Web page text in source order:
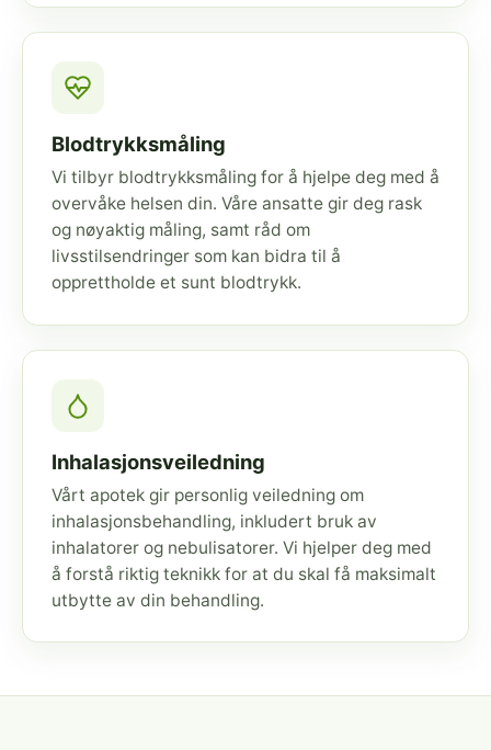
Blodtrykksmåling
Vi tilbyr blodtrykksmåling for å hjelpe deg med å
overvåke helsen din. Våre ansatte gir deg rask
og nøyaktig måling, samt råd om
livsstilsendringer som kan bidra til å
opprettholde et sunt blodtrykk.
Inhalasjonsveiledning
Vårt apotek gir personlig veiledning om
inhalasjonsbehandling, inkludert bruk av
inhalatorer og nebulisatorer. Vi hjelper deg med
å forstå riktig teknikk for at du skal få maksimalt
utbytte av din behandling.